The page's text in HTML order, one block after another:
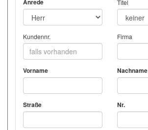
Anrede Titel
Kundennr. Firma
Vorname Nachname
Straße Nr.